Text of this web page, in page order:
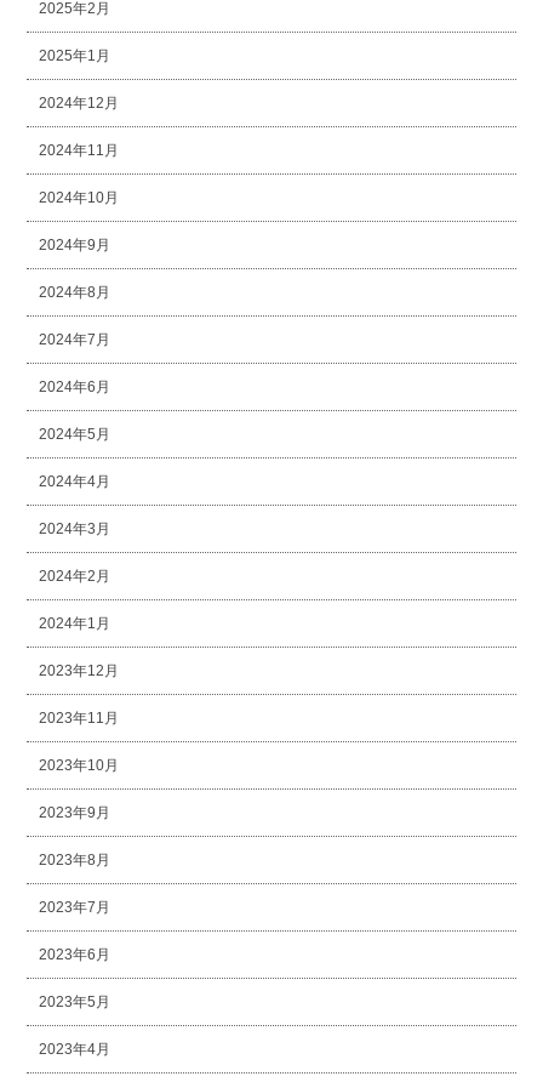
2025年2月
2025年1月
2024年12月
2024年11月
2024年10月
2024年9月
2024年8月
2024年7月
2024年6月
2024年5月
2024年4月
2024年3月
2024年2月
2024年1月
2023年12月
2023年11月
2023年10月
2023年9月
2023年8月
2023年7月
2023年6月
2023年5月
2023年4月